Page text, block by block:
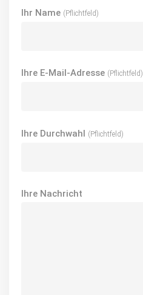
Ihr Name (Pflichtfeld)
Ihre E-Mail-Adresse (Pflichtfeld)
Ihre Durchwahl (Pflichtfeld)
Ihre Nachricht